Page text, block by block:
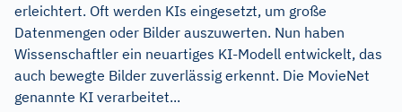
erleichtert. Oft werden KIs eingesetzt, um große
Datenmengen oder Bilder auszuwerten. Nun haben
Wissenschaftler ein neuartiges KI-Modell entwickelt, das
auch bewegte Bilder zuverlässig erkennt. Die MovieNet
genannte KI verarbeitet...